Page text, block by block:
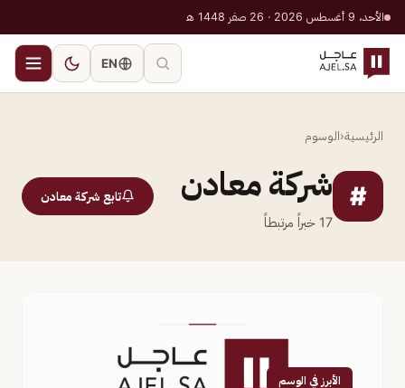
الأحد، 9 أغسطس 2026 · 26 صفر 1448 هـ
EN
الرئيسية‹الوسوم
# شركة معادن
17 خبراً مرتبطاً
تابع شركة معادن
الأبرز في الوسم